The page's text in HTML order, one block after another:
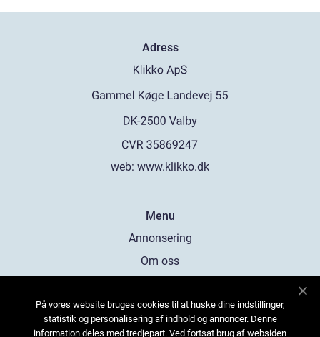
Adress
web: www.klikko.dk
Menu
Annonsering
Om oss
Kontakta oss
Sitemap
På vores website bruges cookies til at huske dine indstillinger,
statistik og personalisering af indhold og annoncer. Denne
information deles med tredjepart. Ved fortsat brug af websiden